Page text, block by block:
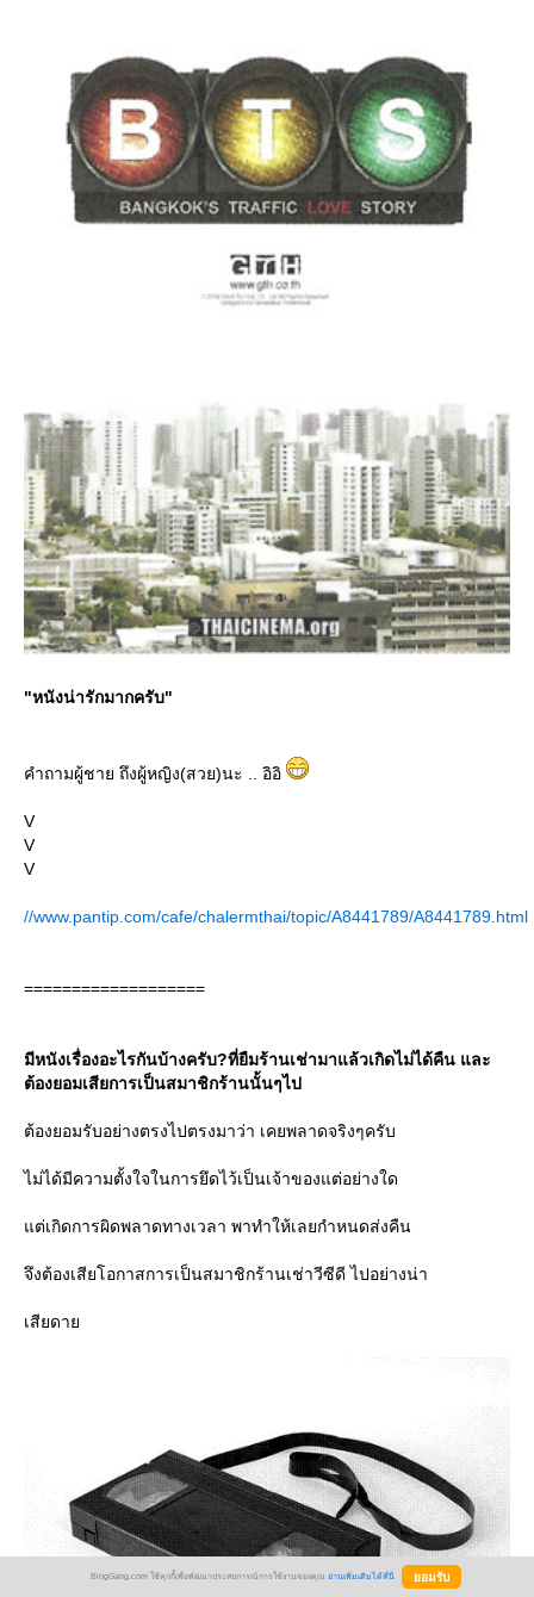
"หนังน่ารักมากครับ"
คำถามผู้ชาย ถึงผู้หญิง(สวย)นะ .. อิอิ
V
V
V
//www.pantip.com/cafe/chalermthai/topic/A8441789/A8441789.html
===================
มีหนังเรื่องอะไรกันบ้างครับ?ที่ยืมร้านเช่ามาแล้วเกิดไม่ได้คืน และ
ต้องยอมเสียการเป็นสมาชิกร้านนั้นๆไป
ต้องยอมรับอย่างตรงไปตรงมาว่า เคยพลาดจริงๆครับ
ไม่ได้มีความตั้งใจในการยึดไว้เป็นเจ้าของแต่อย่างใด
ต่เกิดการผิดพลาดทางเวลา พาทำให้เลยกำหนดส่งคืน
จึงต้องเสียโอกาสการเป็นสมาชิกร้านเช่าวีซีดี ไปอย่างน่า
เสียดา
BlogGang.com ใช้คุกกี้เพื่อพัฒนาประสบการณ์การใช้งานของคุณ อ่านเพิ่มเติมได้ที่นี่